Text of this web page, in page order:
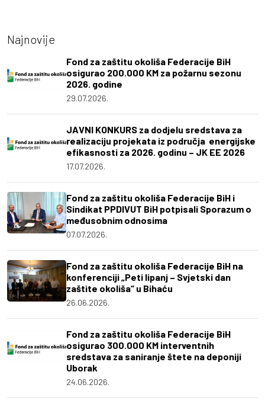
Najnovije
Fond za zaštitu okoliša Federacije BiH
osigurao 200.000 KM za požarnu sezonu
2026. godine
29.07.2026.
JAVNI KONKURS za dodjelu sredstava za
realizaciju projekata iz područja energijske
efikasnosti za 2026. godinu – JK EE 2026
17.07.2026.
Fond za zaštitu okoliša Federacije BiH i
Sindikat PPDIVUT BiH potpisali Sporazum o
međusobnim odnosima
07.07.2026.
Fond za zaštitu okoliša Federacije BiH na
konferenciji „Peti lipanj – Svjetski dan
zaštite okoliša“ u Bihaću
26.06.2026.
Fond za zaštitu okoliša Federacije BiH
osigurao 300.000 KM interventnih
sredstava za saniranje štete na deponiji
Uborak
24.06.2026.